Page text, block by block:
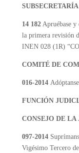
14 182Apruébase y
la primera revisión
INEN 028 (1R)
COMITÉ DE
016-2014
FUNCIÓN
CONSEJO DE LA
097-2014
Vigésimo Tercero